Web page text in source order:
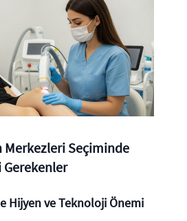
Merkezleri Seçiminde
Hijyen ve Teknoloji Önemi